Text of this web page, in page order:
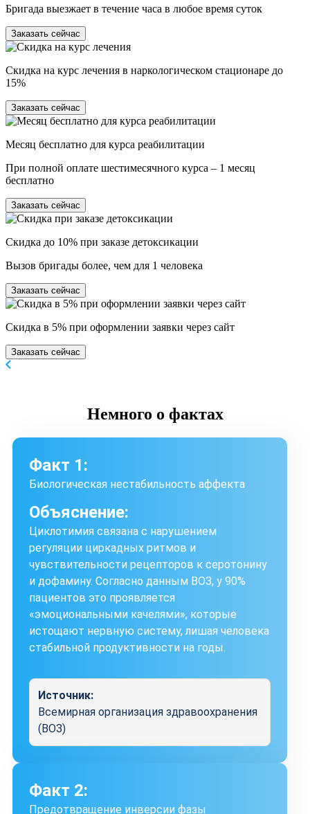
Бригада выезжает в течение часа в любое время суток
Заказать сейчас
Скидка на курс лечения в наркологическом стационаре до
15%
Заказать сейчас
Месяц бесплатно для курса реабилитации
При полной оплате шестимесячного курса – 1 месяц
бесплатно
Заказать сейчас
Скидка до 10% при заказе детоксикации
Вызов бригады более, чем для 1 человека
Заказать сейчас
Скидка в 5% при оформлении заявки через сайт
Заказать сейчас
Немного о фактах
Факт 1:
Биологическая нестабильность аффекта
Объяснение:
Циклотимия связана с нарушением
регуляции циркадных ритмов и
чувствительности рецепторов к серотонину
и дофамину. Согласно данным ВОЗ, у 90%
пациентов это проявляется
«эмоциональными качелями», которые
истощают нервную систему, лишая человека
стабильной продуктивности на годы.
Источник:
Всемирная организация здравоохранения
(ВОЗ)
Факт 2:
Предотвращение инверсии фазы